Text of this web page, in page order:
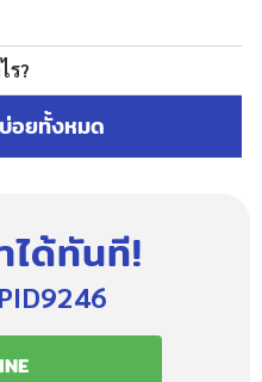
ร?
อยทั้งหมด
ได้ทันที!
PID9246